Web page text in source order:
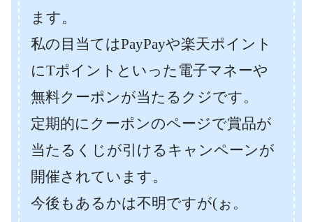
ます。
私の目当てはPayPayや楽天ポイント
にTポイントといった電子マネーや
無料クーポンが当たるクジです。
定期的にクーポンのページで賞品が
当たるくじが引けるキャンペーンが
開催されています。
今後もあるかは不明ですが(ぉ。